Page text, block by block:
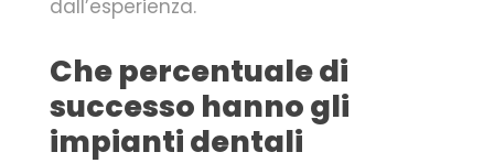
dall’esperienza.
Che percentuale di
successo hanno gli
impianti dentali